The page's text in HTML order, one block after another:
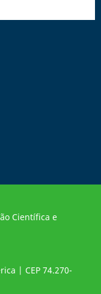
Científica e
| CEP 74.270-